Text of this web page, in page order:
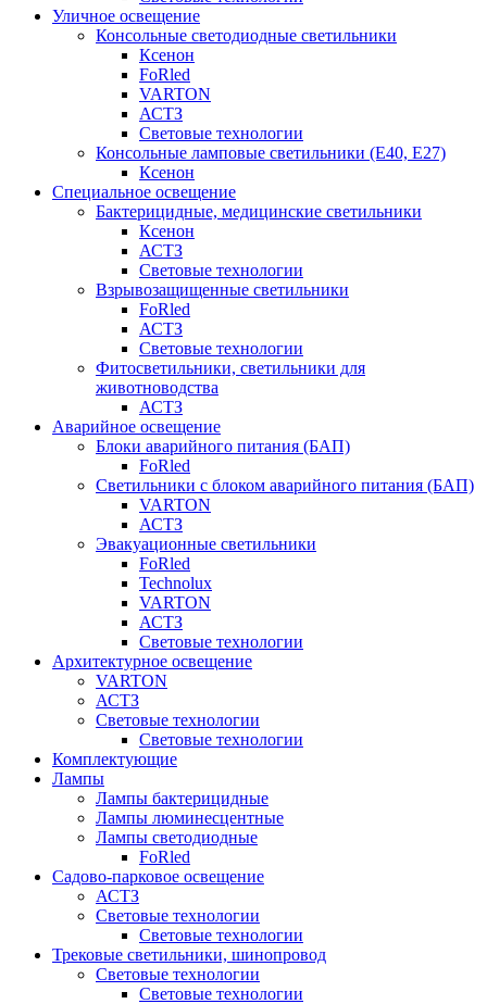
Уличное освещение
Консольные светодиодные светильники
Ксенон
FoRled
VARTON
АСТЗ
Световые технологии
Консольные ламповые светильники (Е40, Е27)
Ксенон
Специальное освещение
Бактерицидные, медицинские светильники
Ксенон
АСТЗ
Световые технологии
Взрывозащищенные светильники
FoRled
АСТЗ
Световые технологии
Фитосветильники, светильники для
животноводства
АСТЗ
Аварийное освещение
Блоки аварийного питания (БАП)
FoRled
Светильники с блоком аварийного питания (БАП)
VARTON
АСТЗ
Эвакуационные светильники
FoRled
Technolux
VARTON
АСТЗ
Световые технологии
Архитектурное освещение
VARTON
АСТЗ
Световые технологии
Световые технологии
Комплектующие
Лампы
Лампы бактерицидные
Лампы люминесцентные
Лампы светодиодные
FoRled
Садово-парковое освещение
АСТЗ
Световые технологии
Световые технологии
Трековые светильники, шинопровод
Световые технологии
Световые технологии